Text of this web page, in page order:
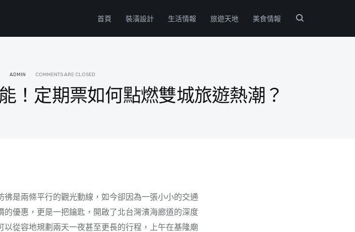
首頁 裝潢設計 生活情報 旅遊天地 美食情報
ADMIN COMMENTS ARE CLOSED
！定期票如何點燃雙城旅遊熱潮？
是兩條平行的觀光動線，如今卻因為一張小小的交通
優惠，更是一把鑰匙，開啟了北台灣濱海廊道的深度
從容地規劃兩天一夜甚至更長的行程，上午在基隆廟